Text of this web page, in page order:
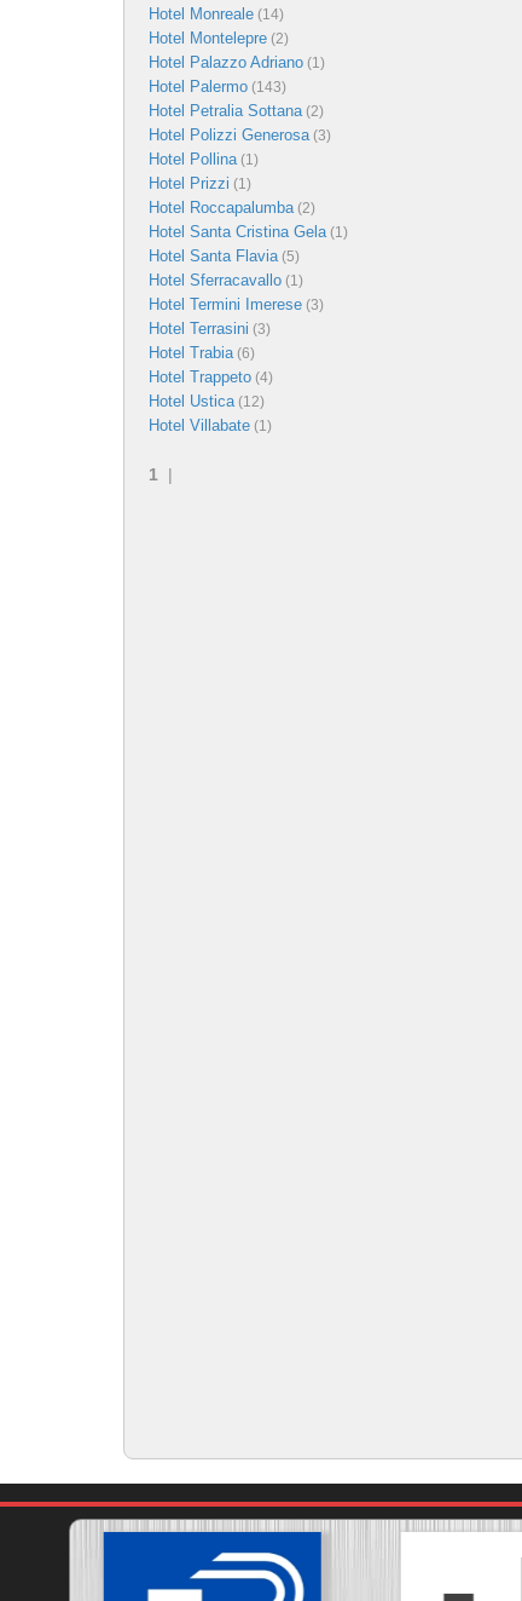
Hotel Monreale (14)
Hotel Montelepre (2)
Hotel Palazzo Adriano (1)
Hotel Palermo (143)
Hotel Petralia Sottana(2)
Hotel Polizzi Generosa(3)
Hotel Pollina(1)
Hotel Prizzi (1)
Hotel Roccapalumba(2)
Hotel Santa Cristina Gela(1)
Hotel Santa Flavia(5)
Hotel Sferracavallo (1)
Hotel Termini Imerese (3)
Hotel Terrasini (3)
Hotel Trabia(6)
Hotel Trappeto (4)
Hotel Ustica(12)
Hotel Villabate (1)
1 |